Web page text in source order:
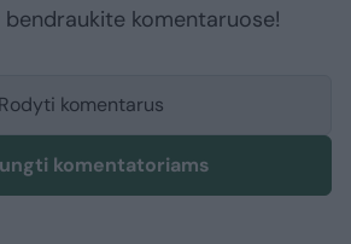
komentaruose!
Rodyti komentarus
komentatoriams